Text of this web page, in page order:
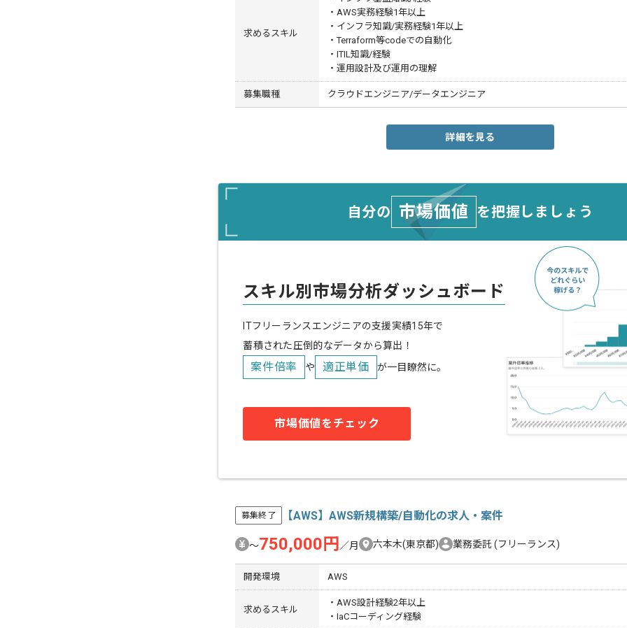
求めるスキル
・AWS実務経験1年以上
・インフラ知識/実務経験1年以上
・Terraform等codeでの自動化
・ITIL知識/経験
・運用設計及び運用の理解
募集職種 クラウドエンジニア/データエンジニア
詳細を見る
自分の 市場価値 を把握しましょう
スキル別市場分析ダッシュボード
ITフリーランスエンジニアの支援実績15年で
蓄積された圧倒的なデータから算出！
案件倍率 や 適正単価 が一目瞭然に。
市場価値をチェック
募集終了 【AWS】AWS新規構築/自動化の求人・案件
〜750,000円 ／月 六本木(東京都) 業務委託 (フリーランス)
開発環境 AWS
求めるスキル
・AWS設計経験2年以上
・IaCコーディング経験